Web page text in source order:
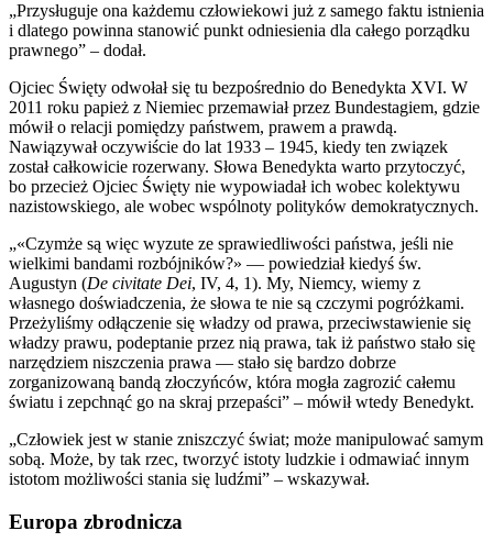
„Przysługuje ona każdemu człowiekowi już z samego faktu istnienia
i dlatego powinna stanowić punkt odniesienia dla całego porządku
prawnego” – dodał.
Ojciec Święty odwołał się tu bezpośrednio do Benedykta XVI. W
2011 roku papież z Niemiec przemawiał przez Bundestagiem, gdzie
mówił o relacji pomiędzy państwem, prawem a prawdą.
Nawiązywał oczywiście do lat 1933 – 1945, kiedy ten związek
został całkowicie rozerwany. Słowa Benedykta warto przytoczyć,
bo przecież Ojciec Święty nie wypowiadał ich wobec kolektywu
nazistowskiego, ale wobec wspólnoty polityków demokratycznych.
„«Czymże są więc wyzute ze sprawiedliwości państwa, jeśli nie
wielkimi bandami rozbójników?» — powiedział kiedyś św.
Augustyn (De civitate Dei, IV, 4, 1). My, Niemcy, wiemy z
własnego doświadczenia, że słowa te nie są czczymi pogróżkami.
Przeżyliśmy odłączenie się władzy od prawa, przeciwstawienie się
władzy prawu, podeptanie przez nią prawa, tak iż państwo stało się
narzędziem niszczenia prawa — stało się bardzo dobrze
zorganizowaną bandą złoczyńców, która mogła zagrozić całemu
światu i zepchnąć go na skraj przepaści” – mówił wtedy Benedykt.
„Człowiek jest w stanie zniszczyć świat; może manipulować samym
sobą. Może, by tak rzec, tworzyć istoty ludzkie i odmawiać innym
istotom możliwości stania się ludźmi” – wskazywał.
Europa zbrodnicza